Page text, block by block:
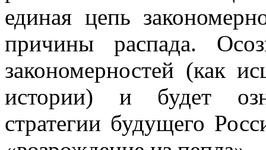
единая цепь
причины распада.
закономерностей (как
истории) и будет
стратегии будущего